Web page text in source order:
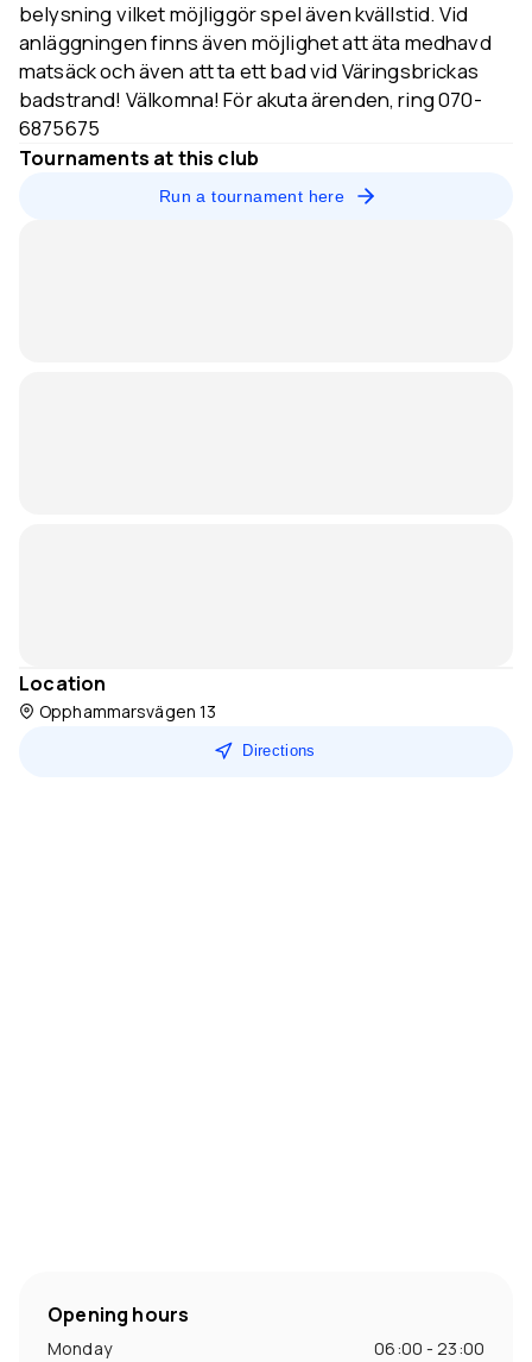
belysning vilket möjliggör spel även kvällstid. Vid
anläggningen finns även möjlighet att äta medhavd
matsäck och även att ta ett bad vid Väringsbrickas
badstrand! Välkomna! För akuta ärenden, ring 070-
6875675
Tournaments at this club
Run a tournament here
Location
Opphammarsvägen 13
Directions
Opening hours
Monday
06:00 - 23:00